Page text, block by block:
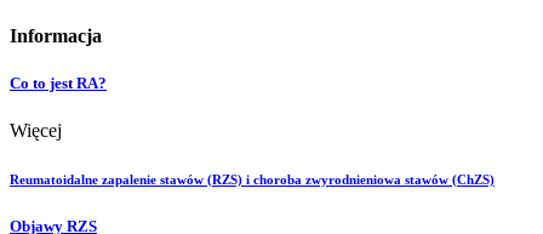
Informacja
Co to jest RA?
Więcej
Reumatoidalne zapalenie stawów (RZS) i choroba zwyrodnieniowa stawów (ChZS)
Objawy RZS